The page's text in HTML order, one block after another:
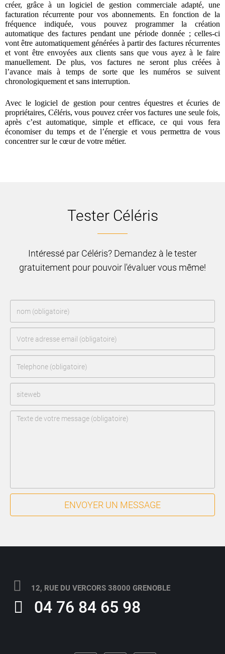
créer, grâce à un logiciel de gestion commerciale adapté, une
facturation récurrente pour vos abonnements. En fonction de la
fréquence indiquée, vous pouvez programmer la création
automatique des factures pendant une période donnée ; celles-ci
vont être automatiquement générées à partir des factures récurrentes
et vont être envoyées aux clients sans que vous ayez à le faire
manuellement. De plus, vos factures ne seront plus créées à
l’avance mais à temps de sorte que les numéros se suivent
chronologiquement et sans interruption.
Avec le logiciel de gestion pour centres équestres et écuries de
propriétaires, Céléris, vous pouvez créer vos factures une seule fois,
après c’est automatique, simple et efficace, ce qui vous fera
économiser du temps et de l’énergie et vous permettra de vous
concentrer sur le cœur de votre métier.
Tester Céléris
Intéressé par Céléris? Demandez à le tester
gratuitement pour pouvoir l'évaluer vous même!
ENVOYER UN MESSAGE
12, RUE DU VERCORS 38000 GRENOBLE
04 76 84 65 98